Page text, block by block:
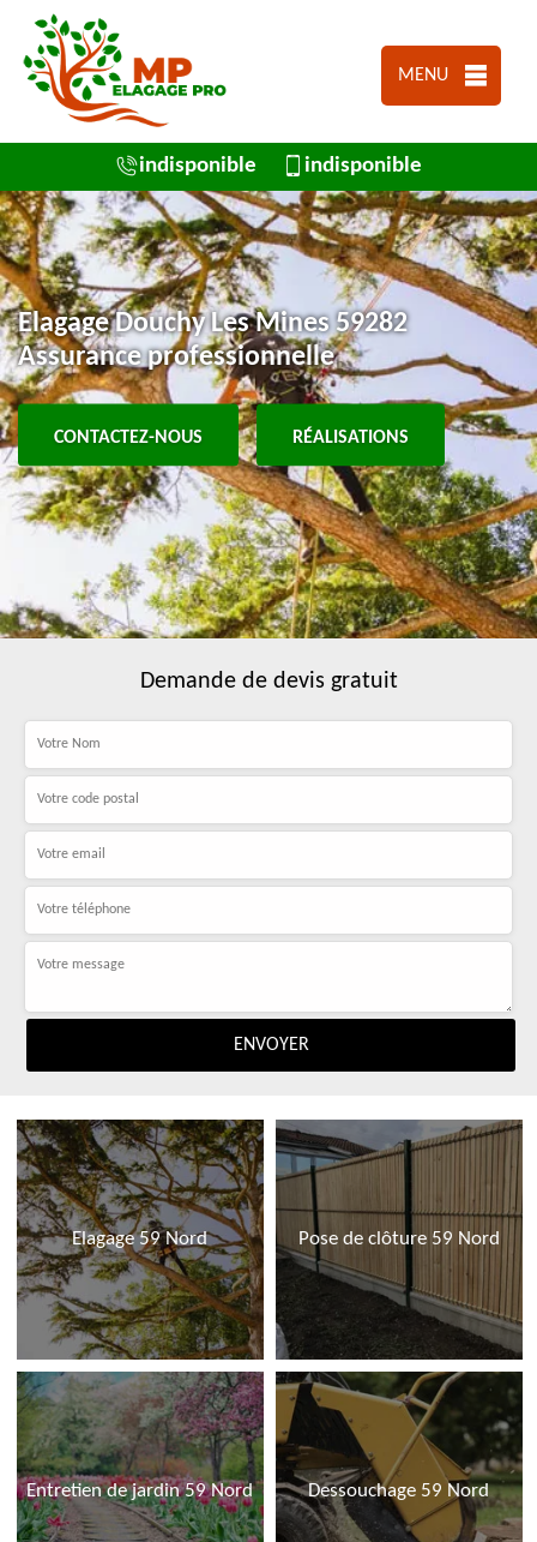
MENU
indisponible indisponible
Elagage Douchy Les Mines 59282
Assurance professionnelle
CONTACTEZ-NOUS RÉALISATIONS
Demande de devis gratuit
Elagage 59 Nord Pose de clôture 59 Nord
Entretien de jardin 59 Nord Dessouchage 59 Nord